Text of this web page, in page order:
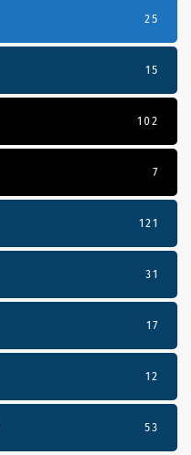
25
15
102
7
121
31
17
12
53